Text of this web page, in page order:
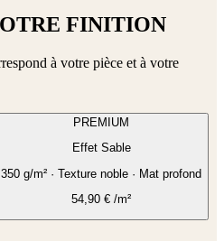
FINITION
à votre pièce et à votre
PREMIUM
Effet Sable
350 g/m² · Texture noble · Mat profond
54,90 € /m²